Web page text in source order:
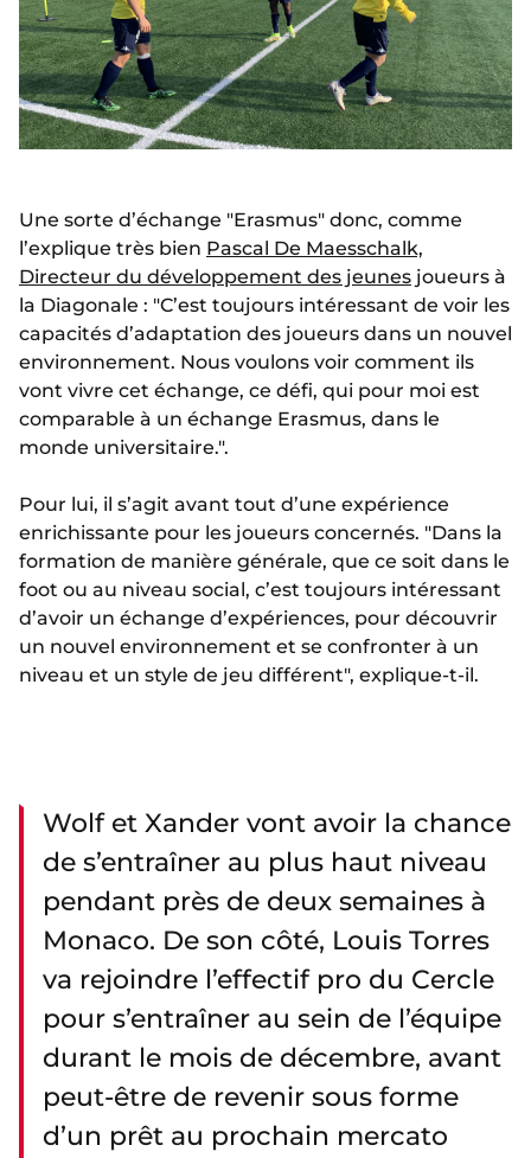
Une sorte d’échange "Erasmus" donc, comme
l’explique très bien Pascal De Maesschalk,
Directeur du développement des jeunes joueurs à
la Diagonale : "C’est toujours intéressant de voir les
capacités d’adaptation des joueurs dans un nouvel
environnement. Nous voulons voir comment ils
vont vivre cet échange, ce défi, qui pour moi est
comparable à un échange Erasmus, dans le
monde universitaire.".
Pour lui, il s’agit avant tout d’une expérience
enrichissante pour les joueurs concernés. "Dans la
formation de manière générale, que ce soit dans le
foot ou au niveau social, c’est toujours intéressant
d’avoir un échange d’expériences, pour découvrir
un nouvel environnement et se confronter à un
niveau et un style de jeu différent", explique-t-il.
Wolf et Xander vont avoir la chance
de s’entraîner au plus haut niveau
pendant près de deux semaines à
Monaco. De son côté, Louis Torres
va rejoindre l’effectif pro du Cercle
pour s’entraîner au sein de l’équipe
durant le mois de décembre, avant
peut-être de revenir sous forme
d’un prêt au prochain mercato